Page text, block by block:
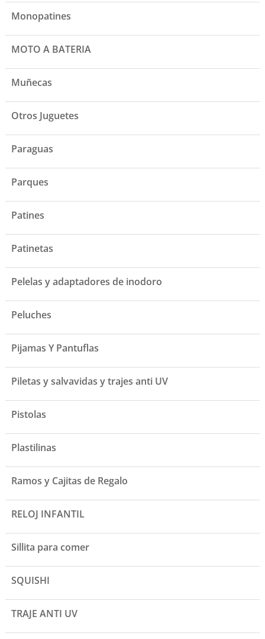
Monopatines
MOTO A BATERIA
Muñecas
Otros Juguetes
Paraguas
Parques
Patines
Patinetas
Pelelas y adaptadores de inodoro
Peluches
Pijamas Y Pantuflas
Piletas y salvavidas y trajes anti UV
Pistolas
Plastilinas
Ramos y Cajitas de Regalo
RELOJ INFANTIL
Sillita para comer
SQUISHI
TRAJE ANTI UV